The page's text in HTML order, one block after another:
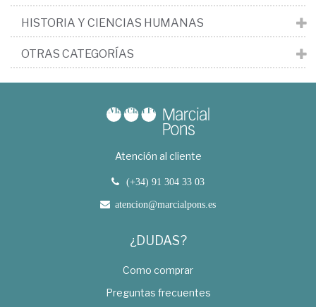
HISTORIA Y CIENCIAS HUMANAS
OTRAS CATEGORÍAS
Atención al cliente
(+34) 91 304 33 03
atencion@marcialpons.es
¿DUDAS?
Como comprar
Preguntas frecuentes